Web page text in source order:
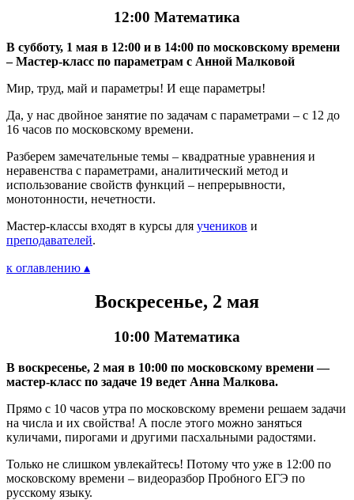
12:00 Математика
В субботу, 1 мая в 12:00 и в 14:00 по московскому времени
– Мастер-класс по параметрам с Анной Малковой
Мир, труд, май и параметры! И еще параметры!
Да, у нас двойное занятие по задачам с параметрами – с 12 до
16 часов по московскому времени.
Разберем замечательные темы – квадратные уравнения и
неравенства с параметрами, аналитический метод и
использование свойств функций – непрерывности,
монотонности, нечетности.
Мастер-классы входят в курсы для учеников и
преподавателей.
к оглавлению ▴
Воскресенье, 2 мая
10:00 Математика
В воскресенье, 2 мая в 10:00 по московскому времени —
мастер-класс по задаче 19 ведет Анна Малкова.
Прямо с 10 часов утра по московскому времени решаем задачи
на числа и их свойства! А после этого можно заняться
куличами, пирогами и другими пасхальными радостями.
Только не слишком увлекайтесь! Потому что уже в 12:00 по
московскому времени – видеоразбор Пробного ЕГЭ по
русскому языку.